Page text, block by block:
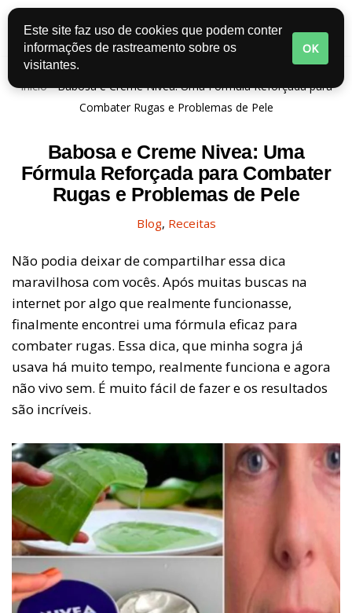
Pular
para
oInício-Babosa e Creme Nivea: Uma Fórmula Reforçada para
Combater Rugas e Problemas de Pele
Babosa e Creme Nivea: Uma
Fórmula Reforçada para Combater
Rugas e Problemas de Pele
Blog, Receitas
Não podia deixar de compartilhar essa dica
maravilhosa com vocês. Após muitas buscas na
internet por algo que realmente funcionasse,
finalmente encontrei uma fórmula eficaz para
combater rugas. Essa dica, que minha sogra já
usava há muito tempo, realmente funciona e agora
não vivo sem. É muito fácil de fazer e os resultados
são incríveis.
Este site faz uso de cookies que podem conter
informações de rastreamento sobre os
visitantes.
OK